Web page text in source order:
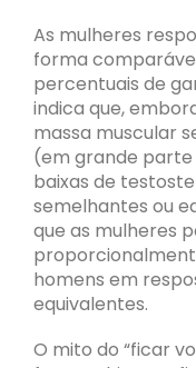
As mulheres
forma
percentuais de
indica que,
massa muscular
(em grande
baixas de
semelhantes ou
que as mulheres
homens em
equivalentes.
O mito do “ficar